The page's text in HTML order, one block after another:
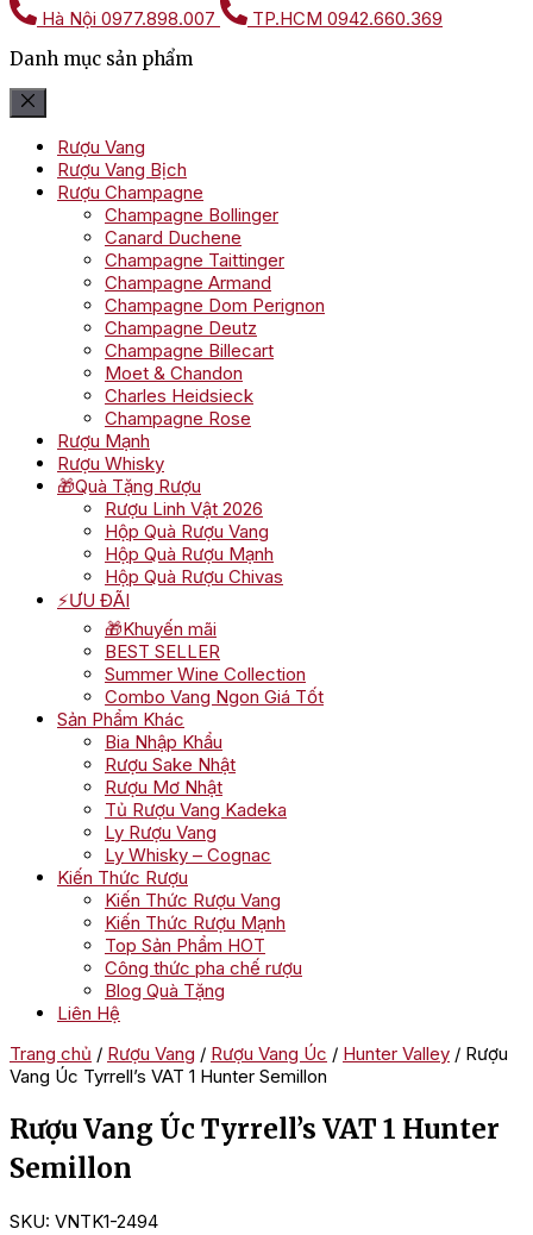
Hà Nội 0977.898.007 TP.HCM 0942.660.369
Danh mục sản phẩm
Rượu Vang
Rượu Vang Bịch
Rượu Champagne
Champagne Bollinger
Canard Duchene
Champagne Taittinger
Champagne Armand
Champagne Dom Perignon
Champagne Deutz
Champagne Billecart
Moet & Chandon
Charles Heidsieck
Champagne Rose
Rượu Mạnh
Rượu Whisky
🎁Quà Tặng Rượu
Rượu Linh Vật 2026
Hộp Quà Rượu Vang
Hộp Quà Rượu Mạnh
Hộp Quà Rượu Chivas
⚡ƯU ĐÃI
🎁Khuyến mãi
BEST SELLER
Summer Wine Collection
Combo Vang Ngon Giá Tốt
Sản Phẩm Khác
Bia Nhập Khẩu
Rượu Sake Nhật
Rượu Mơ Nhật
Tủ Rượu Vang Kadeka
Ly Rượu Vang
Ly Whisky – Cognac
Kiến Thức Rượu
Kiến Thức Rượu Vang
Kiến Thức Rượu Mạnh
Top Sản Phẩm HOT
Công thức pha chế rượu
Blog Quà Tặng
Liên Hệ
Trang chủ / Rượu Vang / Rượu Vang Úc / Hunter Valley / Rượu
Vang Úc Tyrrell’s VAT 1 Hunter Semillon
Rượu Vang Úc Tyrrell’s VAT 1 Hunter
Semillon
SKU: VNTK1-2494